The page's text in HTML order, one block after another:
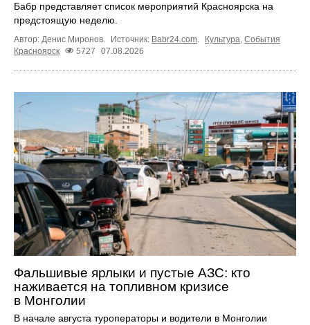
Бабр представляет список мероприятий Красноярска на
предстоящую неделю.
Автор: Денис Миронов. Источник: Babr24.com. Культура, События
Красноярск
5727 07.08.2026
Фальшивые ярлыки и пустые АЗС: кто
наживается на топливном кризисе
в Монголии
В начале августа туроператоры и водители в Монголии